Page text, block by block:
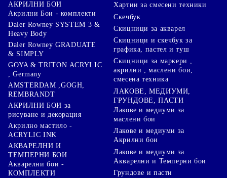
АКРИЛНИ БОИ
Акрилни Бои - комплекти
Daler Rowney SYSTEM 3 &
Heavy Body
Daler Rowney GRADUATE
& SIMPLY
GOYA & TRITON АCRYLIC
, Germany
AMSTERDAM ,GOGH,
REMBRANDT
АКРИЛНИ БОИ за
рисуване и декорация
Акрилно мастило -
ACRYLIC INK
АКВАРЕЛНИ И
ТЕМПЕРНИ БОИ
Акварелни бои -
КОМПЛЕКТИ
Хартии за смесени техники
Скечбук
Скицници за акварел
Скицници и скечбук за
графика, пастел и туш
Скицници за маркери ,
акрилни , маслени бои,
смесена техника
ЛАКОВЕ, МЕДИУМИ,
ГРУНДОВЕ, ПАСТИ
Лакове и медиуми за
маслени бои
Лакове и медиуми за
Акрилни бои
Лакове и медиуми за
Акварелни и Темперни бои
Грундове и пасти